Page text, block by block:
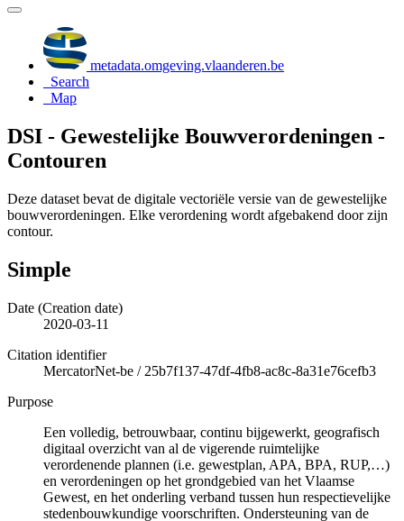
metadata.omgeving.vlaanderen.be
Search
Map
DSI - Gewestelijke Bouwverordeningen -
Contouren
Deze dataset bevat de digitale vectoriële versie van de gewestelijke
bouwverordeningen. Elke verordening wordt afgebakend door zijn
contour.
Simple
Date (Creation date)
2020-03-11
Citation identifier
MercatorNet-be / 25b7f137-47df-4fb8-ac8c-8a31e76cefb3
Purpose
Een volledig, betrouwbaar, continu bijgewerkt, geografisch
digitaal overzicht van al de vigerende ruimtelijke
verordenende plannen (i.e. gewestplan, APA, BPA, RUP,…)
en verordeningen op het grondgebied van het Vlaamse
Gewest, en het onderling verband tussen hun respectievelijke
stedenbouwkundige voorschriften. Ondersteuning van de